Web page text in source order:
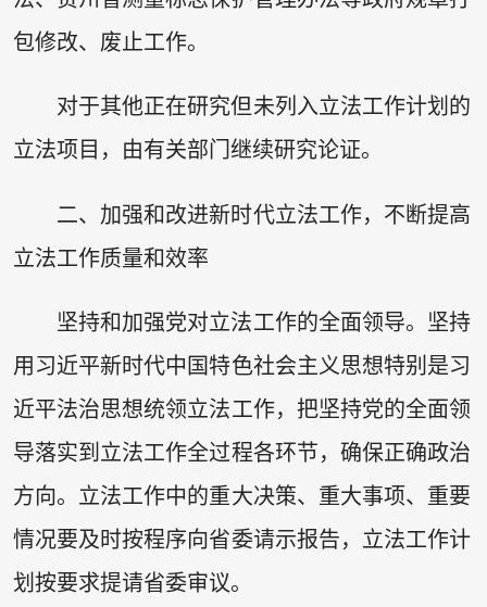
包修改、废止工作。
对于其他正在研究但未列入立法工作计划的
立法项目，由有关部门继续研究论证。
二、加强和改进新时代立法工作，不断提高
立法工作质量和效率
坚持和加强党对立法工作的全面领导。坚持
用习近平新时代中国特色社会主义思想特别是习
近平法治思想统领立法工作，把坚持党的全面领
导落实到立法工作全过程各环节，确保正确政治
方向。立法工作中的重大决策、重大事项、重要
情况要及时按程序向省委请示报告，立法工作计
划按要求提请省委审议。